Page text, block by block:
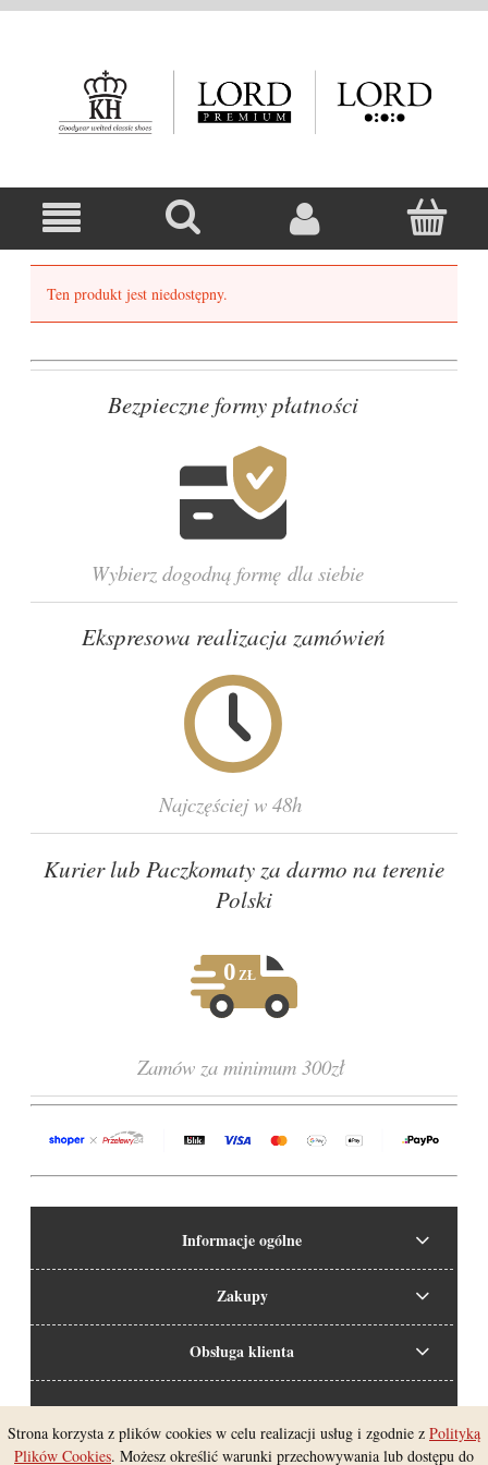
Strona korzysta z plików cookies w celu realizacji usług i zgodnie z Polityką
Plików Cookies. Możesz określić warunki przechowywania lub dostępu do
Ten produkt jest niedostępny.
Bezpieczne formy płatności
Wybierz dogodną formę dla siebie
Ekspresowa realizacja zamówień
Najczęściej w 48h
Kurier lub Paczkomaty za darmo na terenie
Polski
Zamów za minimum 300zł
Informacje ogólne
Zakupy
Obsługa klienta
Pokaż pełną wersję strony